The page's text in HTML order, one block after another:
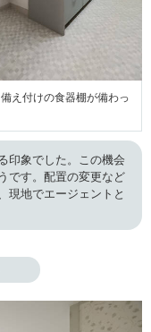
え付けの食器棚が備わっ
印象でした。この機会
です。配置の変更など
現地でエージェントと